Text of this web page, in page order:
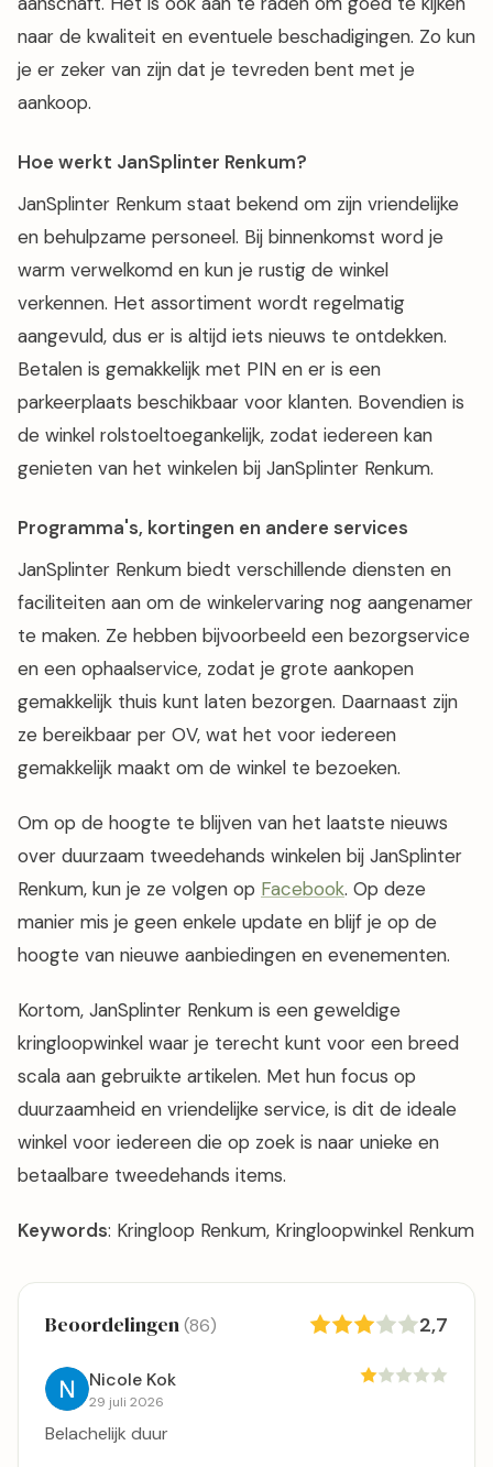
naar de kwaliteit en eventuele beschadigingen. Zo kun
je er zeker van zijn dat je tevreden bent met je
aankoop.
Hoe werkt JanSplinter Renkum?
JanSplinter Renkum staat bekend om zijn vriendelijke
en behulpzame personeel. Bij binnenkomst word je
warm verwelkomd en kun je rustig de winkel
verkennen. Het assortiment wordt regelmatig
aangevuld, dus er is altijd iets nieuws te ontdekken.
Betalen is gemakkelijk met PIN en er is een
parkeerplaats beschikbaar voor klanten. Bovendien is
de winkel rolstoeltoegankelijk, zodat iedereen kan
genieten van het winkelen bij JanSplinter Renkum.
Programma's, kortingen en andere services
JanSplinter Renkum biedt verschillende diensten en
faciliteiten aan om de winkelervaring nog aangenamer
te maken. Ze hebben bijvoorbeeld een bezorgservice
en een ophaalservice, zodat je grote aankopen
gemakkelijk thuis kunt laten bezorgen. Daarnaast zijn
ze bereikbaar per OV, wat het voor iedereen
gemakkelijk maakt om de winkel te bezoeken.
Om op de hoogte te blijven van het laatste nieuws
over duurzaam tweedehands winkelen bij JanSplinter
Renkum, kun je ze volgen op Facebook. Op deze
manier mis je geen enkele update en blijf je op de
hoogte van nieuwe aanbiedingen en evenementen.
Kortom, JanSplinter Renkum is een geweldige
kringloopwinkel waar je terecht kunt voor een breed
scala aan gebruikte artikelen. Met hun focus op
duurzaamheid en vriendelijke service, is dit de ideale
winkel voor iedereen die op zoek is naar unieke en
betaalbare tweedehands items.
Keywords: Kringloop Renkum, Kringloopwinkel Renkum
Beoordelingen(86) 2,7
Nicole Kok
29 juli 2026
Belachelijk duur